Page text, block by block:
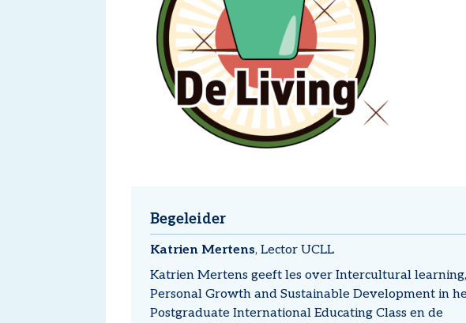
Begeleider
Katrien Mertens Lector UCLL
Katrien Mertens geeft les over Intercultural learning,
Personal Growth and Sustainable Development in
Postgraduate International Educating Class en de